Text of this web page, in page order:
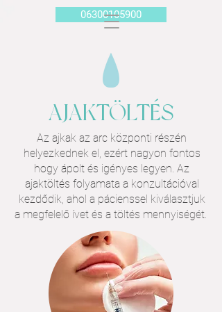
06300105900
AJAKTÖLTÉS
Az ajkak az arc központi részén
helyezkednek el, ezért nagyon fontos
hogy ápolt és igényes legyen. Az
ajaktöltés folyamata a konzultációval
kezdődik, ahol a pácienssel kiválasztjuk
a megfelelő ívet és a töltés mennyiségét.